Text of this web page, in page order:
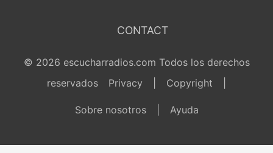
CONTACT
© 2026 escucharradios.com Todos los derechos
reservados
Privacy Copyright
Sobre nosotros Ayuda